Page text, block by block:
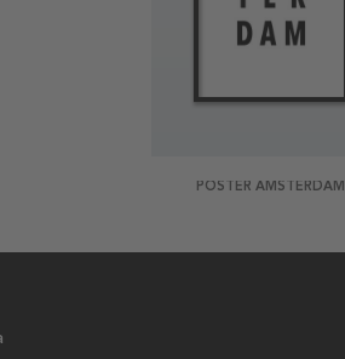
POSTER AMSTERDAM